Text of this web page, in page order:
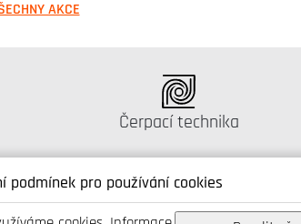
podmínek pro používání cookies
AKCE
Katalog:
Čerpací technika